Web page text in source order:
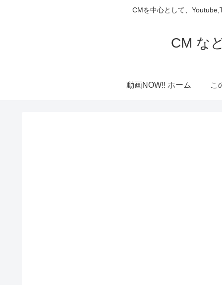
CMを中心として、
CM な
動画NOW!! ホーム こ